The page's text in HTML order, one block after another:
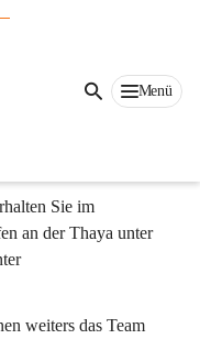
Menü
an der Thaya wird
Beitrag dazu
die einen Einblick in
Entwicklung
Sie im
an der Thaya unter
weiters das Team